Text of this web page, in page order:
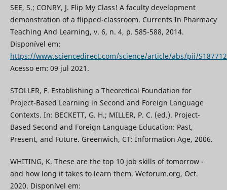
SEE, S.; CONRY, J. Flip My Class! A faculty development
demonstration of a flipped-classroom. Currents In Pharmacy
Teaching And Learning, v. 6, n. 4, p. 585-588, 2014.
Disponível em:
https://www.sciencedirect.com/science/article/abs/pii/
Acesso em: 09 jul 2021.
STOLLER, F. Establishing a Theoretical Foundation for
Project-Based Learning in Second and Foreign Language
Contexts. In: BECKETT, G. H.; MILLER, P. C. (ed.). Project-
Based Second and Foreign Language Education: Past,
Present, and Future. Greenwich, CT: Information Age, 2006.
WHITING, K. These are the top 10 job skills of tomorrow -
and how long it takes to learn them. Weforum.org, Oct.
2020. Disponível em: